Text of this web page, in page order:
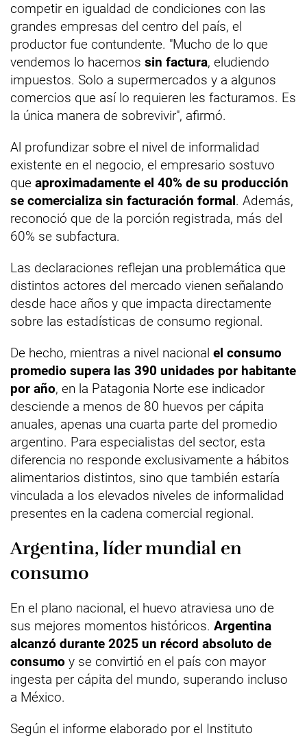
competir en igualdad de condiciones con las
grandes empresas del centro del país, el
productor fue contundente. "Mucho de lo que
vendemos lo hacemos sin factura, eludiendo
impuestos. Solo a supermercados y a algunos
comercios que así lo requieren les facturamos. Es
la única manera de sobrevivir", afirmó.
Al profundizar sobre el nivel de informalidad
existente en el negocio, el empresario sostuvo
que aproximadamente el 40% de su producción
se comercializa sin facturación formal. Además,
reconoció que de la porción registrada, más del
60% se subfactura.
Las declaraciones reflejan una problemática que
distintos actores del mercado vienen señalando
desde hace años y que impacta directamente
sobre las estadísticas de consumo regional.
De hecho, mientras a nivel nacional el consumo
promedio supera las 390 unidades por habitante
por año, en la Patagonia Norte ese indicador
desciende a menos de 80 huevos per cápita
anuales, apenas una cuarta parte del promedio
argentino. Para especialistas del sector, esta
diferencia no responde exclusivamente a hábitos
alimentarios distintos, sino que también estaría
vinculada a los elevados niveles de informalidad
presentes en la cadena comercial regional.
Argentina, líder mundial en
consumo
En el plano nacional, el huevo atraviesa uno de
sus mejores momentos históricos. Argentina
alcanzó durante 2025 un récord absoluto de
consumo y se convirtió en el país con mayor
ingesta per cápita del mundo, superando incluso
a México.
Según el informe elaborado por el Instituto